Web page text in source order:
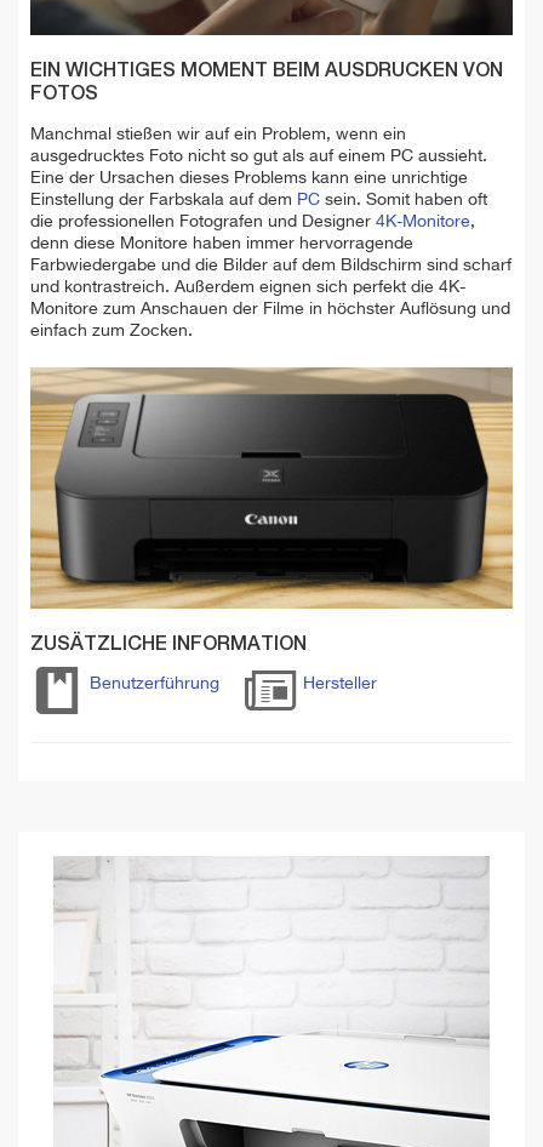
EIN WICHTIGES MOMENT BEIM AUSDRUCKEN VON
FOTOS
Manchmal stießen wir auf ein Problem, wenn ein
ausgedrucktes Foto nicht so gut als auf einem PC aussieht.
Eine der Ursachen dieses Problems kann eine unrichtige
Einstellung der Farbskala auf dem PC sein. Somit haben oft
die professionellen Fotografen und Designer 4K-Monitore,
denn diese Monitore haben immer hervorragende
Farbwiedergabe und die Bilder auf dem Bildschirm sind scharf
und kontrastreich. Außerdem eignen sich perfekt die 4K-
Monitore zum Anschauen der Filme in höchster Auflösung und
einfach zum Zocken.
ZUSÄTZLICHE INFORMATION
Benutzerführung Hersteller